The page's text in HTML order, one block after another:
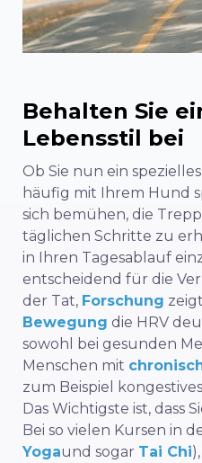
Behalten Sie
Lebensstil bei
Ob Sie nun ein
häufig mit Ihrem Hund
sich bemühen, die
täglichen Schritte zu
in Ihren Tagesablauf
entscheidend für die
der Tat, Forschung
Bewegung die HRV
sowohl bei gesunden
Menschen mit
zum Beispiel
Das Wichtigste ist, dass
Bei so vielen Kursen in
Yogaund sogar Tai Chi